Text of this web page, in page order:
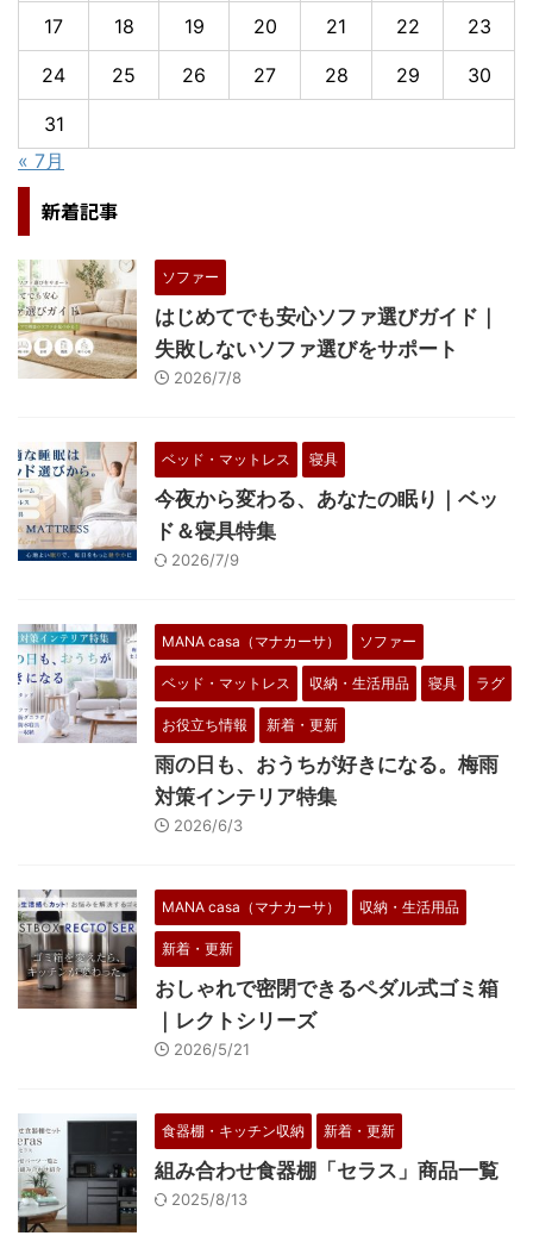
17 18 19 20 21 22 23
24 25 26 27 28 29 30
31
« 7月
新着記事
ソファー
はじめてでも安心ソファ選びガイド｜
失敗しないソファ選びをサポート
2026/7/8
ベッド・マットレス 寝具
今夜から変わる、あなたの眠り｜ベッ
ド＆寝具特集
2026/7/9
MANA casa（マナカーサ） ソファー
ベッド・マットレス 収納・生活用品 寝具 ラグ
お役立ち情報 新着・更新
雨の日も、おうちが好きになる。梅雨
対策インテリア特集
2026/6/3
MANA casa（マナカーサ） 収納・生活用品
新着・更新
おしゃれで密閉できるペダル式ゴミ箱
｜レクトシリーズ
2026/5/21
食器棚・キッチン収納 新着・更新
組み合わせ食器棚「セラス」商品一覧
2025/8/13